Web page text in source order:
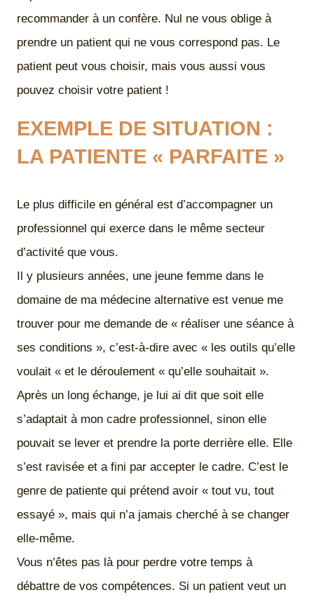
recommander à un confère. Nul ne vous oblige à
prendre un patient qui ne vous correspond pas. Le
patient peut vous choisir, mais vous aussi vous
pouvez choisir votre patient !
EXEMPLE DE SITUATION :
LA PATIENTE « PARFAITE »
Le plus difficile en général est d’accompagner un
professionnel qui exerce dans le même secteur
d’activité que vous.
Il y plusieurs années, une jeune femme dans le
domaine de ma médecine alternative est venue me
trouver pour me demande de « réaliser une séance à
ses conditions », c’est-à-dire avec « les outils qu’elle
voulait « et le déroulement « qu’elle souhaitait ».
Après un long échange, je lui ai dit que soit elle
s’adaptait à mon cadre professionnel, sinon elle
pouvait se lever et prendre la porte derrière elle. Elle
s’est ravisée et a fini par accepter le cadre. C’est le
genre de patiente qui prétend avoir « tout vu, tout
essayé », mais qui n’a jamais cherché à se changer
elle-même.
Vous n’êtes pas là pour perdre votre temps à
débattre de vos compétences. Si un patient veut un